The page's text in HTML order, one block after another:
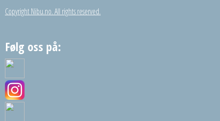
Copyright Nibu.no. All rights reserved.
Følg oss på: